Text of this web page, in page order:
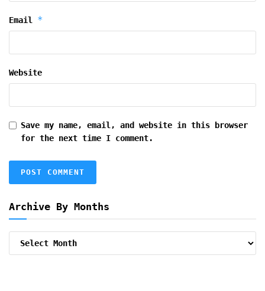
Email *
Website
Save my name, email, and website in this browser
for the next time I comment.
Archive By Months